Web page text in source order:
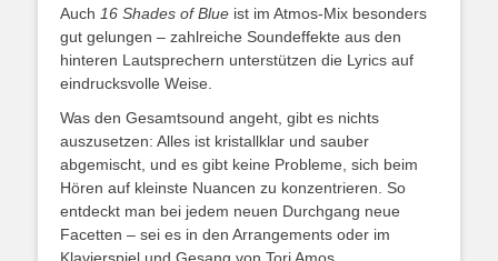
Auch 16 Shades of Blue ist im Atmos-Mix besonders
gut gelungen – zahlreiche Soundeffekte aus den
hinteren Lautsprechern unterstützen die Lyrics auf
eindrucksvolle Weise.
Was den Gesamtsound angeht, gibt es nichts
auszusetzen: Alles ist kristallklar und sauber
abgemischt, und es gibt keine Probleme, sich beim
Hören auf kleinste Nuancen zu konzentrieren. So
entdeckt man bei jedem neuen Durchgang neue
Facetten – sei es in den Arrangements oder im
Klavierspiel und Gesang von Tori Amos.